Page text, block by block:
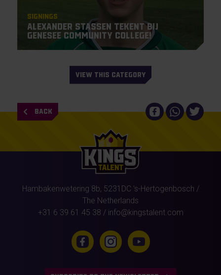
Signings
Alexander Stassen tekent bij
Genesee Community College!
VIEW THIS CATEGORY
BACK
Hambakenwetering 8b, 5231DC 's-Hertogenbosch /
The Netherlands
+31 6 39 61 45 38 / info@kingstalent.com